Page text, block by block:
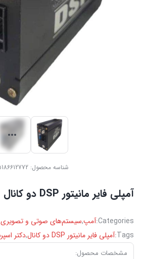
شناسه محصول:
آمپلی فایر مانیتور DSP دو کانال
Categories:آمپ,سیستم‌های صوتی و تصویری
Tags: آمپلی فایر مانیتور DSP دو کانال ,دکتر
مشخصات محصول: